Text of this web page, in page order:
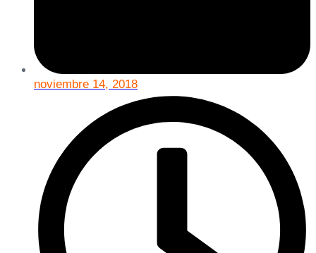
noviembre 14, 2018